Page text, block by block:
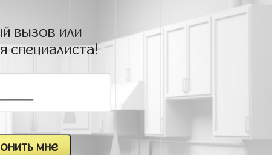
вызов или
специалиста!